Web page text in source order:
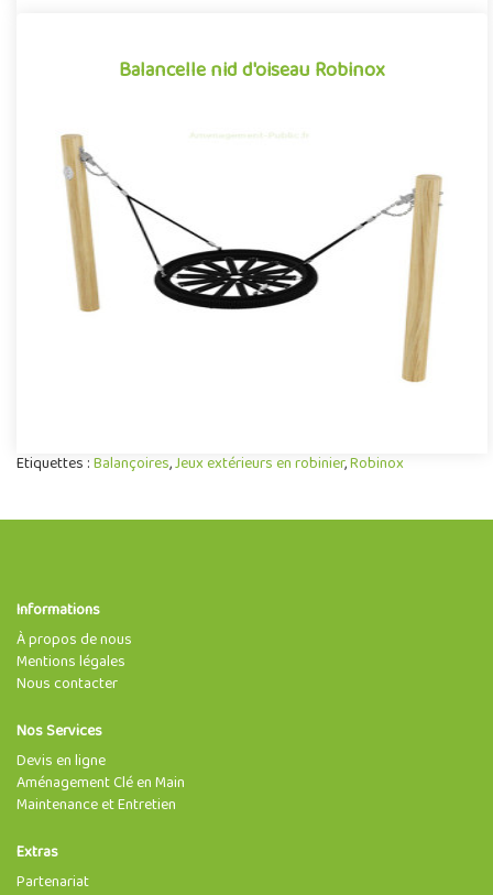
Balancelle nid d'oiseau Robinox
Équipement ludique particulièrement apprécié par les tout-
petits pour ses sensations tout aussi apaisantes qu’amusantes,
Offre partenaire
Etiquettes :Balançoires,Jeux extérieurs en robinier,Robinox
Informations
À propos de nous
Mentions légales
Nous contacter
Nos Services
Devis en ligne
Aménagement Clé en Main
Maintenance et Entretien
Extras
Partenariat